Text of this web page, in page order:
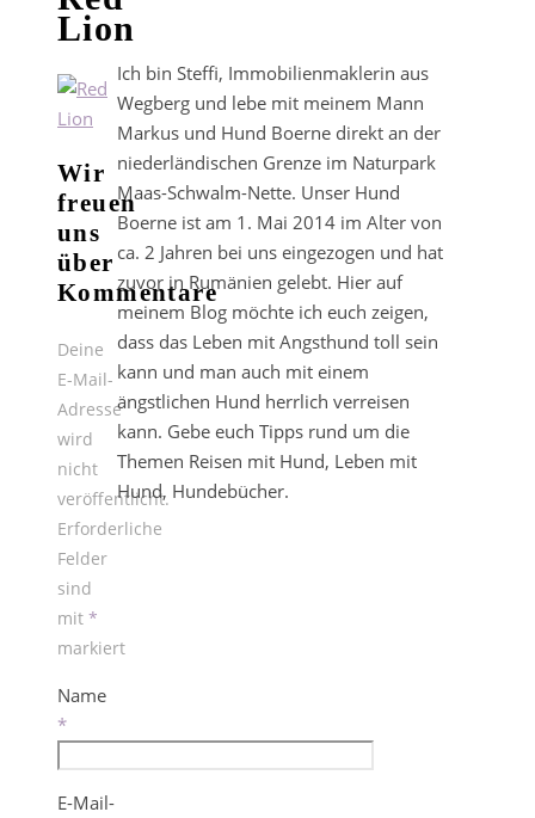
Lion
Wir
freuen
uns
über
Kommentare
Deine
E-Mail-
Adresse
wird
nicht
veröffentlicht.
Erforderliche
Felder
sind
mit *
markiert
Name
*
E-Mail-
Ich bin Steffi, Immobilienmaklerin aus
Wegberg und lebe mit meinem Mann
Markus und Hund Boerne direkt an der
niederländischen Grenze im Naturpark
Maas-Schwalm-Nette. Unser Hund
Boerne ist am 1. Mai 2014 im Alter von
ca. 2 Jahren bei uns eingezogen und hat
zuvor in Rumänien gelebt. Hier auf
meinem Blog möchte ich euch zeigen,
dass das Leben mit Angsthund toll sein
kann und man auch mit einem
ängstlichen Hund herrlich verreisen
kann. Gebe euch Tipps rund um die
Themen Reisen mit Hund, Leben mit
Hund, Hundebücher.